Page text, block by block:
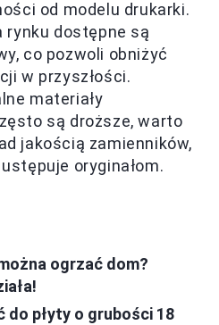
od modelu drukarki.
rynku dostępne są
co pozwoli obniżyć
w przyszłości.
materiały
są droższe, warto
jakością zamienników,
oryginałom.
ogrzać dom?
do płyty o grubości 18